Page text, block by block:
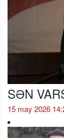
SƏN
15 may 2026